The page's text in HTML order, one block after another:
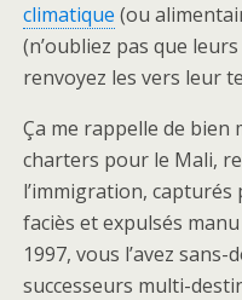
climatique (ou
(n’oubliez pas que
renvoyez les vers leur
Ça me rappelle de bien
charters pour le Mali,
l’immigration, capturés
faciès et expulsés
1997, vous l’avez
successeurs multi-